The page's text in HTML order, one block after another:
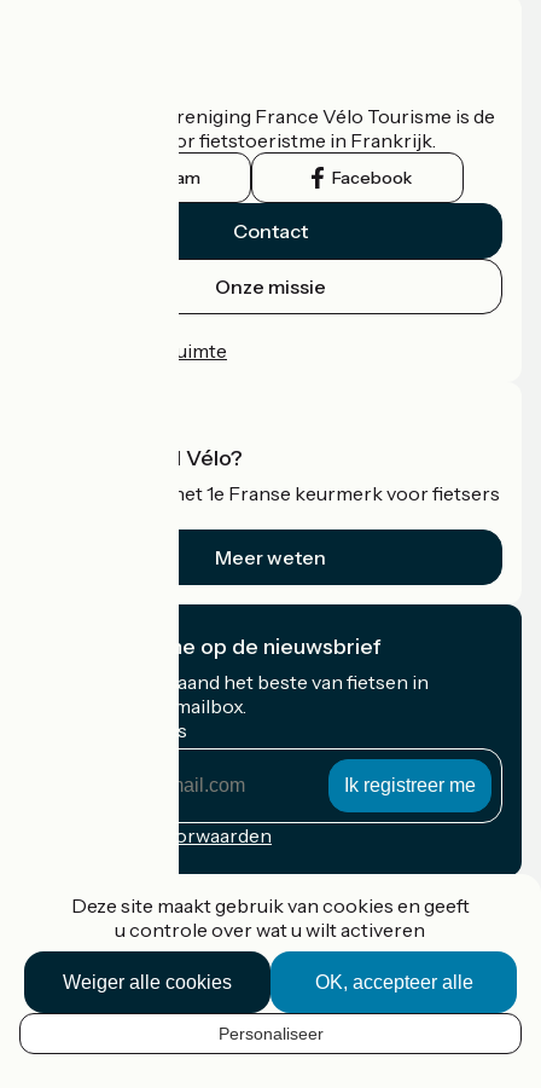
NL
De nationale vereniging France Vélo Tourisme is de
officiële gids voor fietstoeristme in Frankrijk.
Instagram Facebook
Contact
Onze missie
Professionele ruimte
Wat is Accueil Vélo?
Accueil Vélo is het 1e Franse keurmerk voor fietsers
Meer weten
Ik abonneer me op de nieuwsbrief
Ontvang elke maand het beste van fietsen in
Frankrijk in uw mailbox.
Mijn e-mailadres
Inschrijvingsvoorwaarden
Accueil Vélo Pro
Contact
Wettelijke informatie
Deze site maakt gebruik van cookies en geeft
u controle over wat u wilt activeren
OK, accepteer alle
Weiger alle cookies
Personaliseer